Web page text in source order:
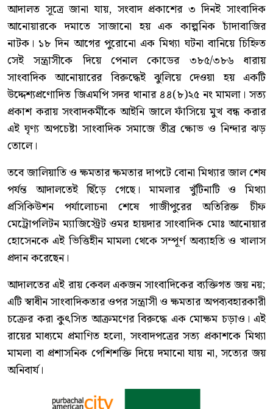
আদালত সূত্রে জানা যায়, সংবাদ প্রকাশের ৩ দিনই সাংবাদিক
আনোয়ারকে দমাতে সাজানো হয় এক কাল্পনিক চাঁদাবাজির
নাটক। ১৮ দিন আগের পুরোনো এক মিথ্যা ঘটনা বানিয়ে চিহ্নিত
সেই সন্ত্রাসীকে দিয়ে পেনাল কোডের ৩৮৫/৩৮৬ ধারায়
সাংবাদিক আনোয়ারের বিরুদ্ধেই ঝুলিয়ে দেওয়া হয় একটি
উদ্দেশ্যপ্রণোদিত জিএমপি সদর থানার ৪৪(৮)২৫ নং মামলা। সত্য
প্রকাশ করায় সংবাদকর্মীকে আইনি জালে ফাঁসিয়ে মুখ বন্ধ করার
এই ঘৃণ্য অপচেষ্টা সাংবাদিক সমাজে তীব্র ক্ষোভ ও নিন্দার ঝড়
তোলে।
তবে জালিয়াতি ও ক্ষমতার ক্ষমতার দাপটে বোনা মিথ্যার জাল শেষ
পর্যন্ত আদালতেই ছিঁড়ে গেছে। মামলার খুঁটিনাটি ও মিথ্যা
প্রসিকিউশন পর্যালোচনা শেষে গাজীপুরের অতিরিক্ত চীফ
মেট্রোপলিটন ম্যাজিস্ট্রেট ওমর হায়দার সাংবাদিক মোঃ আনোয়ার
হোসেনকে এই ভিত্তিহীন মামলা থেকে সম্পূর্ণ অব্যাহতি ও খালাস
প্রদান করেছেন।
আদালতের এই রায় কেবল একজন সাংবাদিকের ব্যক্তিগত জয় নয়;
এটি স্বাধীন সাংবাদিকতার ওপর সন্ত্রাসী ও ক্ষমতার অপব্যবহারকারী
চক্রের করা কুৎসিত আক্রমণের বিরুদ্ধে এক মোক্ষম চড়াও। এই
রায়ের মাধ্যমে প্রমাণিত হলো, সংবাদপত্রের সত্য প্রকাশকে মিথ্যা
মামলা বা প্রশাসনিক পেশিশক্তি দিয়ে দমানো যায় না, সত্যের জয়
অনিবার্য।